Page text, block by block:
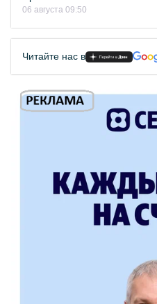
06 августа 09:50
Читайте нас в